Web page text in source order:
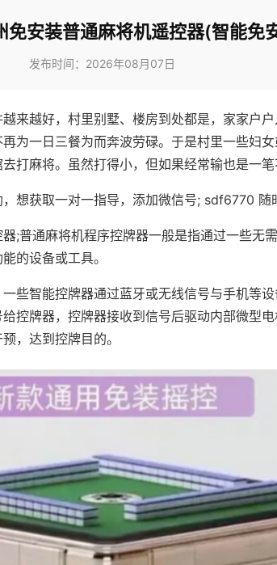
免安装普通麻将机遥控器(智能免
发布时间：2026年08月07日
来越好，村里别墅、楼房到处都是，家家户
为一日三餐为而奔波劳碌。于是村里一些妇
打麻将。虽然打得小，但如果经常输也是一笔
想获取一对一指导，添加微信号; sdf6770 随
;普通麻将机程序控牌器一般是指通过一些无
的设备或工具。
些智能控牌器通过蓝牙或无线信号与手机等
控牌器，控牌器接收到信号后驱动内部微型
，达到控牌目的。